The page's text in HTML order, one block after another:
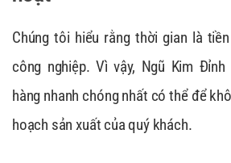
Chúng tôi hiểu rằng thời gian là
công nghiệp. Vì vậy, Ngũ Kim
hàng nhanh chóng nhất có thể để
hoạch sản xuất của quý khách.